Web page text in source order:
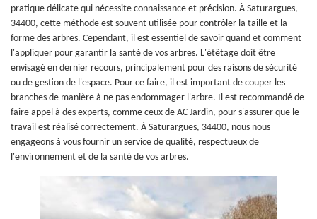
pratique délicate qui nécessite connaissance et précision. À Saturargues,
34400, cette méthode est souvent utilisée pour contrôler la taille et la
forme des arbres. Cependant, il est essentiel de savoir quand et comment
l'appliquer pour garantir la santé de vos arbres. L'étêtage doit être
envisagé en dernier recours, principalement pour des raisons de sécurité
ou de gestion de l'espace. Pour ce faire, il est important de couper les
branches de manière à ne pas endommager l'arbre. Il est recommandé de
faire appel à des experts, comme ceux de AC Jardin, pour s'assurer que le
travail est réalisé correctement. À Saturargues, 34400, nous nous
engageons à vous fournir un service de qualité, respectueux de
l'environnement et de la santé de vos arbres.